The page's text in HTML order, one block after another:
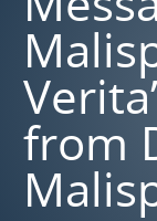
from